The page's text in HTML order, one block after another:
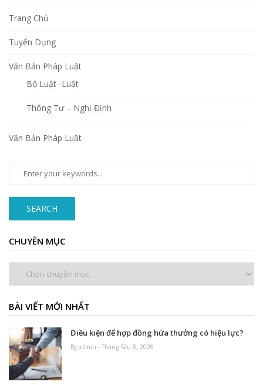
Trang Chủ
Tuyển Dụng
Văn Bản Pháp Luật
Bộ Luật -Luật
Thông Tư – Nghị Định
Văn Bản Pháp Luật
SEARCH
CHUYÊN MỤC
BÀI VIẾT MỚI NHẤT
Điều kiện để hợp đồng hứa thưởng có hiệu lực?
By admin - Tháng Sáu 8, 2026